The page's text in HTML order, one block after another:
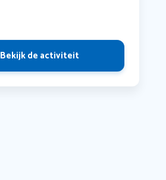
Bekijk de activiteit